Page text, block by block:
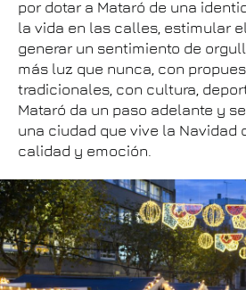
por dotar a Mataró de una
la vida en las calles, estimular
generar un sentimiento de
más luz que nunca, con
tradicionales, con cultura,
Mataró da un paso adelante y
una ciudad que vive la Navidad
calidad y emoción.